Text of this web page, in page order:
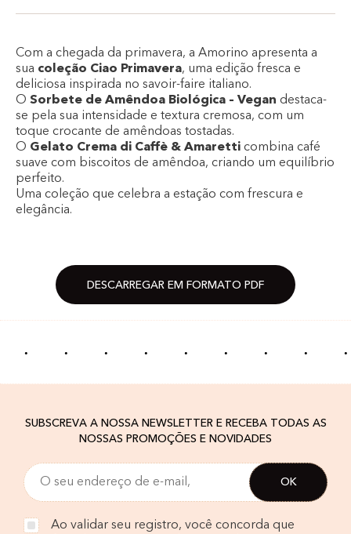
Com a chegada da primavera, a Amorino apresenta a
sua coleção Ciao Primavera, uma edição fresca e
deliciosa inspirada no savoir-faire italiano.
O Sorbete de Amêndoa Biológica – Vegan destaca-
se pela sua intensidade e textura cremosa, com um
toque crocante de amêndoas tostadas.
O Gelato Crema di Caffè & Amaretti combina café
suave com biscoitos de amêndoa, criando um equilíbrio
perfeito.
Uma coleção que celebra a estação com frescura e
elegância.
DESCARREGAR EM FORMATO PDF
· · · · · · · · ·
SUBSCREVA A NOSSA NEWSLETTER E RECEBA TODAS AS
NOSSAS PROMOÇÕES E NOVIDADES
Ao validar seu registro, você concorda que